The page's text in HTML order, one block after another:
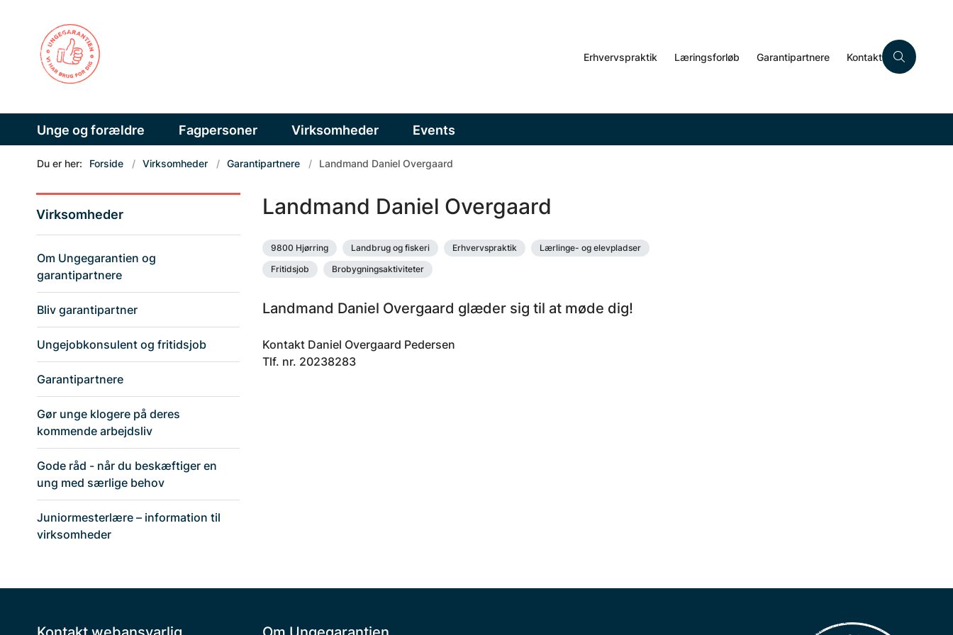
Erhvervspraktik Læringsforløb Garantipartnere Kontakt
Unge og forældre Fagpersoner Virksomheder Events
Du er her: Forside Virksomheder Garantipartnere Landmand Daniel Overgaard
Virksomheder
Om Ungegarantien og
garantipartnere
Bliv garantipartner
Ungejobkonsulent og fritidsjob
Garantipartnere
Gør unge klogere på deres
kommende arbejdsliv
Gode råd - når du beskæftiger en
ung med særlige behov
Juniormesterlære – information til
virksomheder
Landmand Daniel Overgaard
9800 Hjørring Landbrug og fiskeri Erhvervspraktik
Lærlinge- og elevpladser
Fritidsjob
Brobygningsaktiviteter
Landmand Daniel Overgaard glæder sig til at møde dig!
Kontakt Daniel Overgaard Pedersen
Tlf. nr. 20238283